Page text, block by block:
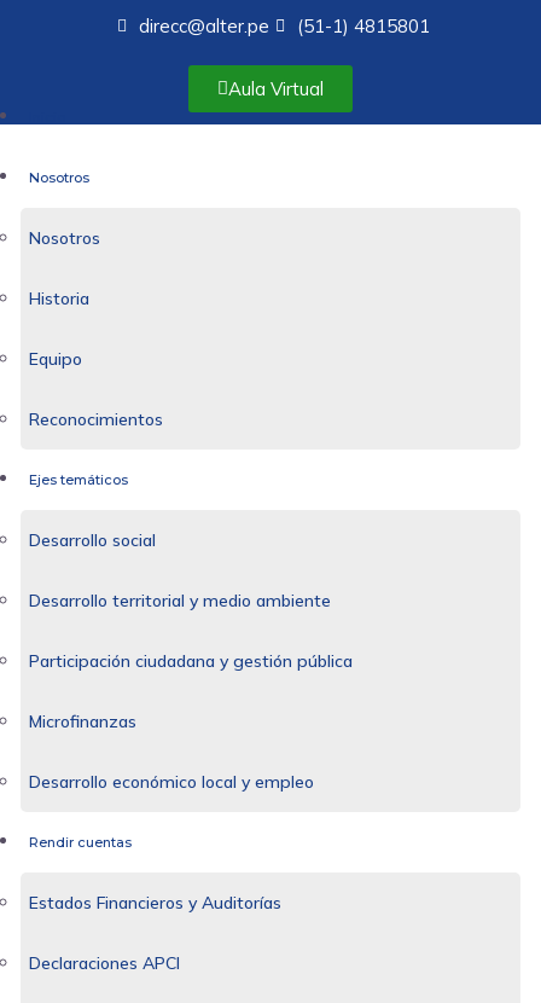
direcc@alter.pe (51-1) 4815801
Aula Virtual
Nosotros
Nosotros
Historia
Equipo
Reconocimientos
Ejes temáticos
Desarrollo social
Desarrollo territorial y medio ambiente
Participación ciudadana y gestión pública
Microfinanzas
Desarrollo económico local y empleo
Rendir cuentas
Estados Financieros y Auditorías
Declaraciones APCI